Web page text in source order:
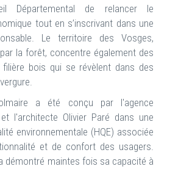
Départemental de relancer le
tout en s’inscrivant dans une
Le territoire des Vosges,
la forêt, concentre également des
bois qui se révèlent dans des
a été conçu par l'agence
l'architecte Olivier Paré dans une
environnementale (HQE) associée
et de confort des usagers.
démontré maintes fois sa capacité à